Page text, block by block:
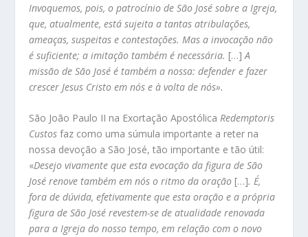
Invoquemos, pois, o patrocínio de São José sobre a Igreja,
que, atualmente, está sujeita a tantas atribulações,
ameaças, suspeitas e contestações. Mas a invocação não
é suficiente; a imitação também é necessária. […]A
missão de São José é também a nossa: defender e fazer
crescer Jesus Cristo em nós e à volta de nós».
São João Paulo II na Exortação Apostólica Redemptoris
Custos faz como uma súmula importante a reter na
nossa devoção a São José, tão importante e tão útil:
«Desejo vivamente que esta evocação da figura de São
José renove também em nós o ritmo da oração […]. É,
fora de dúvida, efetivamente que esta oração e a própria
figura de São José revestem-se de atualidade renovada
para a Igreja do nosso tempo, em relação com o novo